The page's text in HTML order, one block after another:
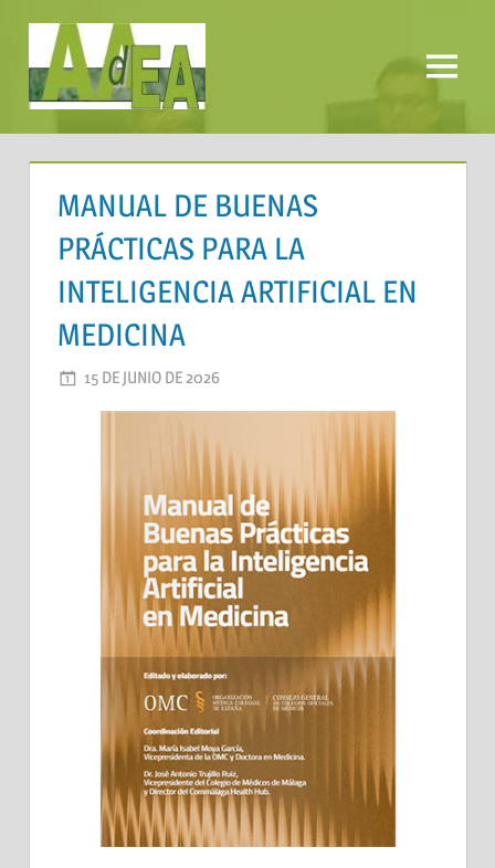
contenido
AADEA Menú
MANUAL DE BUENAS
PRÁCTICAS PARA LA
INTELIGENCIA ARTIFICIAL EN
MEDICINA
15 DE JUNIO DE 2026